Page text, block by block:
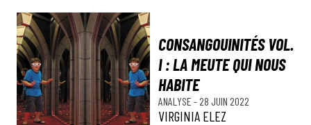
CONSANGOUINITÉS VOL.
I : LA MEUTE QUI NOUS
HABITE
ANALYSE - 28 JUIN 2022
VIRGINIA ELEZ